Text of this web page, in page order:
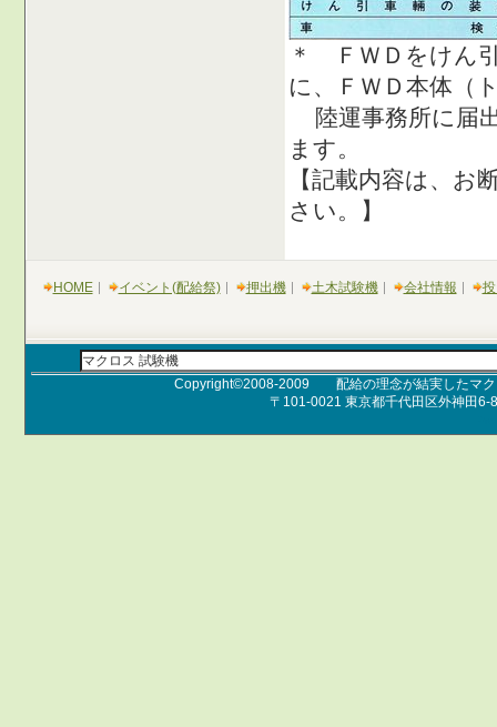
＊ ＦＷＤをけん
に、ＦＷＤ本体（
陸運事務所に届
ます。
【記載内容は、
さい。】
HOME イベント(配給祭) 押出機 土木試験機 会社情報
Copyright©2008-2009 配給の理念が結実したマク
〒101-0021 東京都千代田区外